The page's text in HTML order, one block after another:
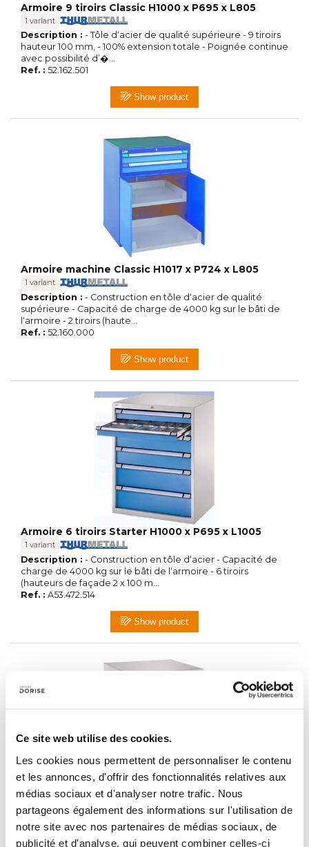
Ce site web utilise des cookies.
Les cookies nous permettent de personnaliser le contenu
et les annonces, d'offrir des fonctionnalités relatives aux
médias sociaux et d'analyser notre trafic. Nous
partageons également des informations sur l'utilisation de
notre site avec nos partenaires de médias sociaux, de
publicité et d'analyse, qui peuvent combiner celles-ci
Armoire 9 tiroirs Classic H1000 x P695 x L805
1 variant
Description : - Tôle d‘acier de qualité supérieure - 9 tiroirs
hauteur 100 mm, - 100% extension totale - Poignée continue
avec possibilité d’�...
Ref. : 52.162.501
Show product
Armoire machine Classic H1017 x P724 x L805
1 variant
Description : - Construction en tôle d‘acier de qualité
supérieure - Capacité de charge de 4000 kg sur le bâti de
l‘armoire - 2 tiroirs (haute...
Ref. : 52.160.000
Show product
Armoire 6 tiroirs Starter H1000 x P695 x L1005
1 variant
Description : - Construction en tôle d‘acier - Capacité de
charge de 4000 kg sur le bâti de l‘armoire - 6 tiroirs
(hauteurs de façade 2 x 100 m...
Ref. : A53.472.514
Show product
Armoire 7 tiroirs Starter H1000 x P695 x L805
1 variant
Description :
- Construction en tôle d‘acier - Capacité de
charge de 4000 kg sur le bâti de l‘armoire - 7 tiroirs